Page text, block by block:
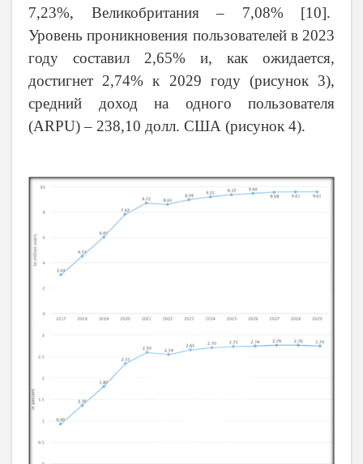
7,23%, Великобритания – 7,08% [10].
Уровень проникновения пользователей в 2023
году составил 2,65% и, как ожидается,
достигнет 2,74% к 2029 году (рисунок 3),
средний доход на одного пользователя
(ARPU) – 238,10 долл. США (рисунок 4).